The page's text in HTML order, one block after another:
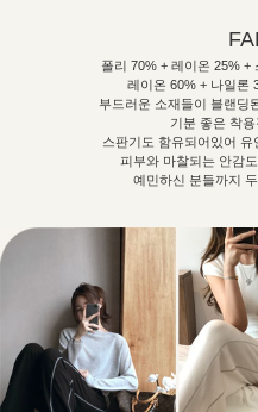
폴리 70% + 레이온 25% +
레이온 60% + 나일론
부드러운 소재들이 블랜딩
기분 좋은 착
스판기도 함유되어있어
피부와 마찰되는 안감
예민하신 분들까지